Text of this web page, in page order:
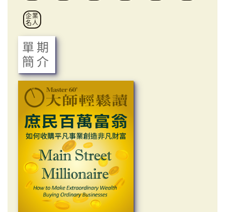
企業
名人
單期
簡介